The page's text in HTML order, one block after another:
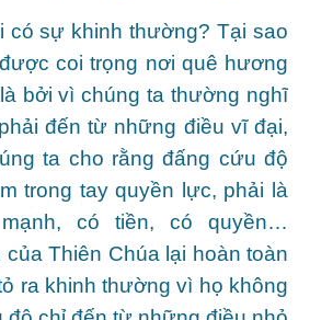
có sự khinh thường? Tại sao
coi trọng nơi quê hương
bởi vì chúng ta thường nghĩ
đến từ những điều vĩ đại,
ta cho rằng đấng cứu độ
trong tay quyền lực, phải là
có tiền, có quyền…
Thiên Chúa lại hoàn toàn
ra khinh thường vì họ không